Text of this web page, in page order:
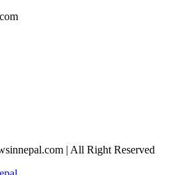
| All Right Reserved